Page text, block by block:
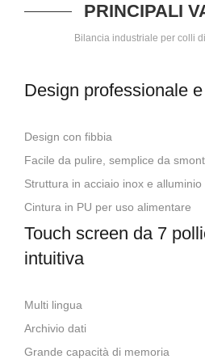
PRINCIPALI
Bilancia industriale per colli
Design professionale
Design con fibbia
Facile da pulire, semplice da
Struttura in acciaio inox e alluminio
Cintura in PU per uso alimentare
Touch screen da 7
intuitiva
Multi lingua
Archivio dati
Grande capacità di memoria